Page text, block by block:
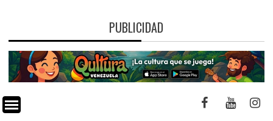
PUBLICIDAD